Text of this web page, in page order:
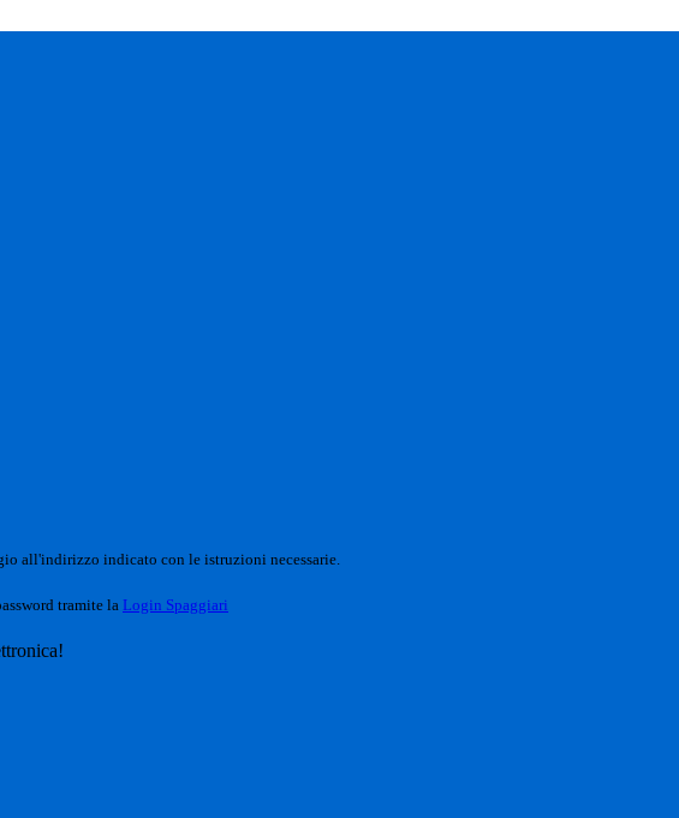
all'indirizzo indicato con le istruzioni necessarie.
tramite la Login Spaggiari